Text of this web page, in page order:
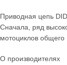
Приводная цепь
Сначала, ряд
мотоциклов общего
О производителях